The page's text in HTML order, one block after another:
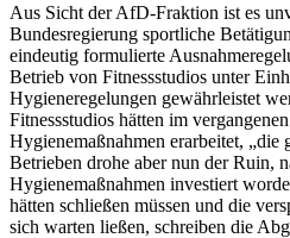
Aus Sicht der AfD-Fraktion ist es
Bundesregierung sportliche
eindeutig formulierte
Betrieb von Fitnessstudios unter
Hygieneregelungen gewährleistet
Fitnessstudios hätten im
Hygienemaßnahmen erarbeitet,
Betrieben drohe aber nun der Ruin,
Hygienemaßnahmen investiert
hätten schließen müssen und die
sich warten ließen, schreiben die